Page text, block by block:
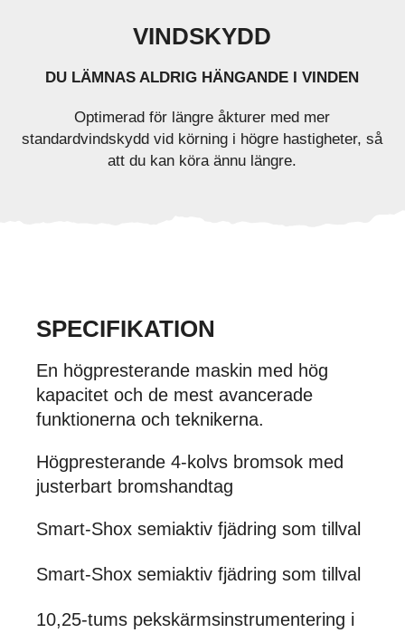
VINDSKYDD
DU LÄMNAS ALDRIG HÄNGANDE I VINDEN
Optimerad för längre åkturer med mer
standardvindskydd vid körning i högre hastigheter, så
att du kan köra ännu längre.
SPECIFIKATION
En högpresterande maskin med hög
kapacitet och de mest avancerade
funktionerna och teknikerna.
Högpresterande 4-kolvs bromsok med
justerbart bromshandtag
Smart-Shox semiaktiv fjädring som tillval
Smart-Shox semiaktiv fjädring som tillval
10,25-tums pekskärmsinstrumentering i